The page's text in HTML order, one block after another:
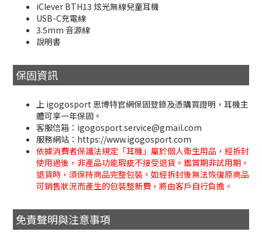
iClever BTH13 炫光無線兒童耳機
USB-C充電線
3.5mm 音源線
說明書
保固資訊
上 igogosport 思博特官網保固登錄及憑購買證明，耳機主
體可享一年保固。
客服信箱：igogosport.service@gmail.com
服務網站：https://www.igogosport.com
依據消費者保護法規定「耳機」屬於個人衛生用品，經拆封
使用過後，非產品功能瑕疵不接受退貨。鑑賞期非試用期。
退貨時，須保持商品完整包裝。如經拆封後無法恢復原商品
可銷售狀況而產生的包裝整新費，將由客戶自行負擔。
免責聲明與注意事項